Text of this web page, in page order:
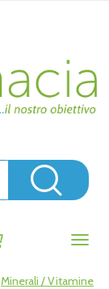
Minerali / Vitamine